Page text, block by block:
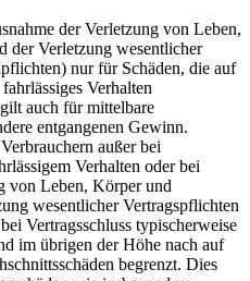
der Verletzung von Leben,
der Verletzung wesentlicher
nur für Schäden, die auf
Verhalten
auch für mittelbare
entgangenen Gewinn.
außer bei
Verhalten oder bei
von Leben, Körper und
wesentlicher Vertragspflichten
Vertragsschluss typischerweise
im übrigen der Höhe nach auf
begrenzt. Dies